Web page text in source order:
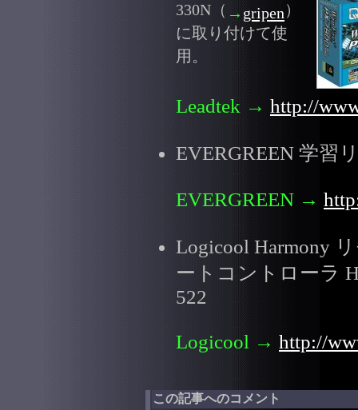
330N（ → gripen）
に取り付けて使
用。
Leadtek → http://
EVERGREEN 学習
EVERGREEN →
Logicool Harmony
ートコントローラ
522
Logicool → http://
この記事へのコメント